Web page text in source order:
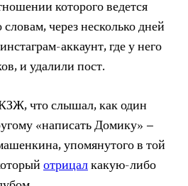
которого ведется
через несколько дней
аккаунт, где у него
и удалили пост.
что слышал, как один
«написать Домику» –
упомянутого в той
отрицалкакую-либо